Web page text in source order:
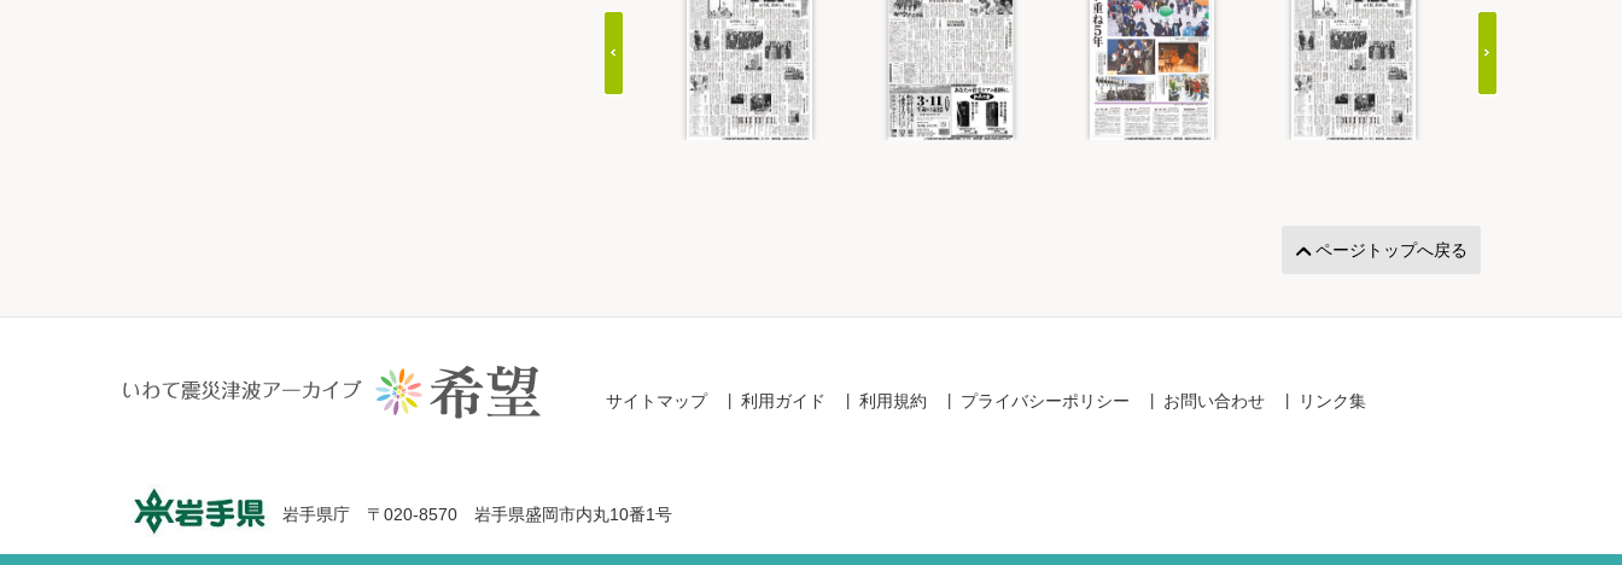
ページトップへ戻る
サイトマップ 利用ガイド 利用規約 プライバシーポリシー お問い合わせ リンク集
岩手県庁 〒020-8570 岩手県盛岡市内丸10番1号